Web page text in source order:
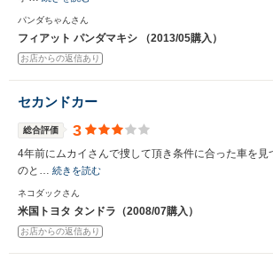
パンダちゃんさん
フィアット パンダマキシ （2013/05購入）
お店からの返信あり
セカンドカー
総合評価 3
4年前にムカイさんで捜して頂き条件に合った車を見
のと… 続きを読む
ネコダックさん
米国トヨタ タンドラ（2008/07購入）
お店からの返信あり